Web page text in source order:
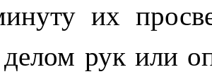
их
делом рук или